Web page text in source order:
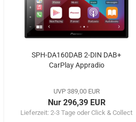
SPH-DA160DAB 2-DIN DAB+
CarPlay Appradio
UVP 389,00 EUR
Nur 296,39 EUR
Lieferzeit: 2-3 Tage oder Click & Collect